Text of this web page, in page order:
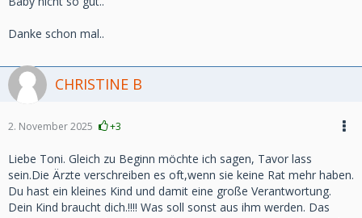
Danke schon mal..
CHRISTINE B
2. November 2025 +3
Liebe Toni. Gleich zu Beginn möchte ich sagen, Tavor lass
sein.Die Ärzte verschreiben es oft,wenn sie keine Rat mehr haben.
Du hast ein kleines Kind und damit eine große Verantwortung.
Dein Kind braucht dich.!!!! Was soll sonst aus ihm werden. Das